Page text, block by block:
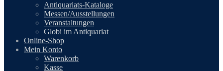
Antiquariats-Kataloge
Messen/Ausstellungen
Veranstaltungen
Globi im Antiquariat
Online-Shop
Mein Konto
Warenkorb
Kasse